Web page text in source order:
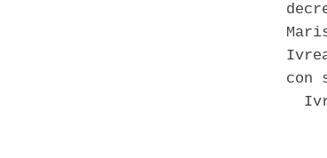
con